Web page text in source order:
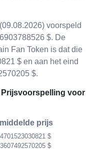
voorspeld
$. De
Fan Token is dat die
$ en aan het eind
$.
Prijsvoorspelling voor
prijs
$
$